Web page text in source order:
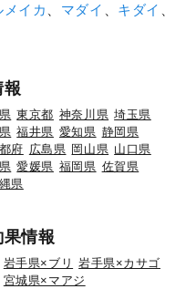
メイカ マダイ キダイ
報
東京都 神奈川県 埼玉県
福井県 愛知県 静岡県
府 広島県 岡山県 山口県
愛媛県 福岡県 佐賀県
県
情報
岩手県×ブリ
岩手県×カサゴ
宮城県×マアジ